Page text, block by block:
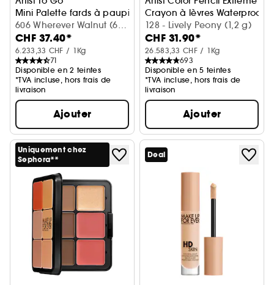
Mini Palette fards à paupières
606 Wherever Walnut (6
g)
CHF 37.40*
6.233,33 CHF / 1Kg
71
Disponible en 2 teintes
*TVA incluse, hors frais de
livraison
Ajouter
Crayon à lèvres Waterproof
128 - Lively Peony (1,2 g)
CHF 31.90*
26.583,33 CHF / 1Kg
693
Disponible en 5 teintes
*TVA incluse, hors frais de
livraison
Ajouter
Uniquement chez
Sephora**
Deal